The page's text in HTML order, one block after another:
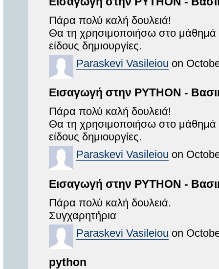
Πάρα πολύ καλή δουλειά!
Θα τη χρησιμοποιήσω στο μάθημά
είδους δημιουργίες.
Paraskevi Vasileiou on
Εισαγωγή στην PYTHON -
Πάρα πολύ καλή δουλειά!
Θα τη χρησιμοποιήσω στο μάθημά
είδους δημιουργίες.
Paraskevi Vasileiou on
Εισαγωγή στην PYTHON -
Πάρα πολύ καλή δουλειά.
Συγχαρητήρια
Paraskevi Vasileiou on
python